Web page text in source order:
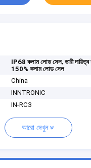
IP68 কলাম লোড সেল,ভারী
150% কলাম লোড সেল
China
INNTRONIC
IN-RC3
আরো দেখুন